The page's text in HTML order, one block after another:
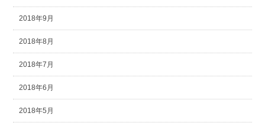
2018年9月
2018年8月
2018年7月
2018年6月
2018年5月